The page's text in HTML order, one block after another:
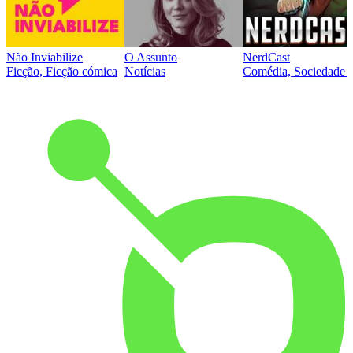
Não Inviabilize
Ficção, Ficção cómica
O Assunto
Notícias
NerdCast
Comédia, Sociedade